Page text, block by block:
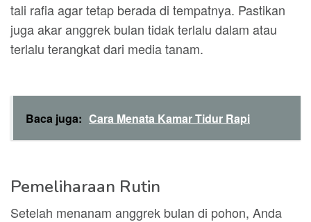
tali rafia agar tetap berada di tempatnya. Pastikan
juga akar anggrek bulan tidak terlalu dalam atau
terlalu terangkat dari media tanam.
Baca juga: Cara Menata Kamar Tidur Rapi
Pemeliharaan Rutin
Setelah menanam anggrek bulan di pohon, Anda